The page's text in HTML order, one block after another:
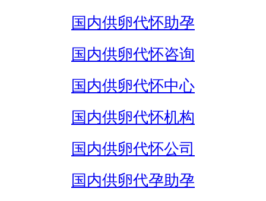
国内供卵代怀助孕
国内供卵代怀咨询
国内供卵代怀中心
国内供卵代怀机构
国内供卵代怀公司
国内供卵代孕助孕